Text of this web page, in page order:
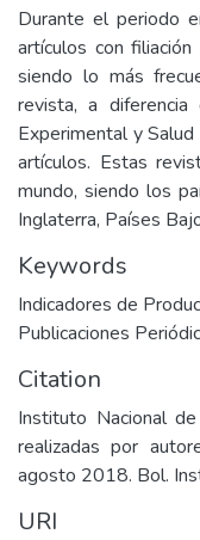
Durante el periodo
artículos con
siendo lo más
revista, a
Experimental y
artículos. Estas
mundo, siendo los
Inglaterra, Países
Keywords
Indicadores de
Publicaciones
Citation
Instituto Nacional
realizadas por
agosto 2018. Bol.
URI